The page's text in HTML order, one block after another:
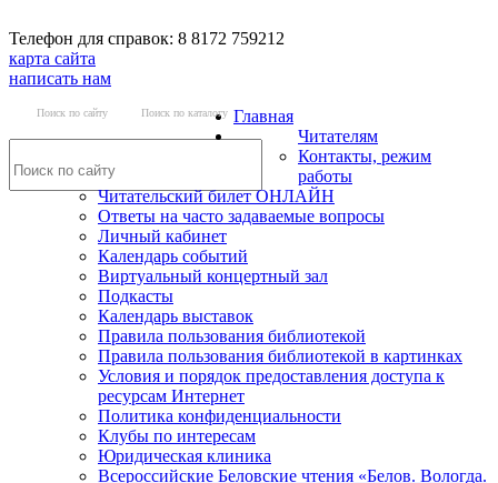
Телефон для справок: 8 8172 759212
карта сайта
написать нам
Поиск по сайту Поиск по каталогу Главная
Читателям
Контакты, режим
работы
Читательский билет ОНЛАЙН
Ответы на часто задаваемые вопросы
Личный кабинет
Календарь событий
Виртуальный концертный зал
Подкасты
Календарь выставок
Правила пользования библиотекой
Правила пользования библиотекой в картинках
Условия и порядок предоставления доступа к
ресурсам Интернет
Политика конфиденциальности
Клубы по интересам
Юридическая клиника
Всероссийские Беловские чтения «Белов. Вологда.